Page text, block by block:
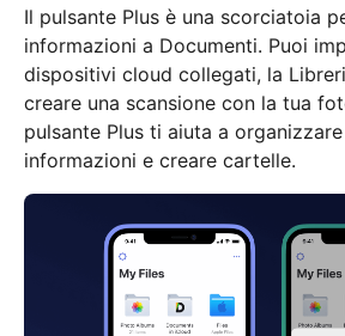
Il pulsante Plus è una scorciatoia
informazioni a Documenti. Puoi
dispositivi cloud collegati, la
creare una scansione con la tua
pulsante Plus ti aiuta a
informazioni e creare cartelle.